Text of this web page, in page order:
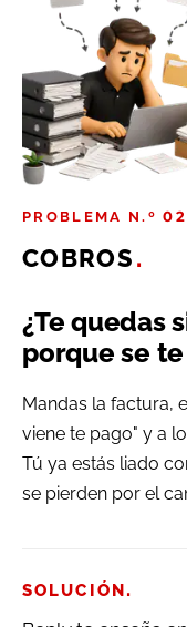
PROBLEMA N.º 02
COBROS.
¿Te quedas
porque se
Mandas la factura,
viene te pago" y a
Tú ya estás liado
se pierden por el
SOLUCIÓN.